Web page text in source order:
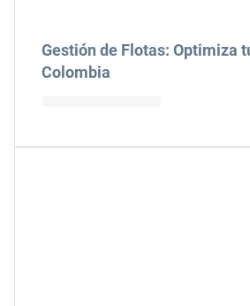
Gestión de Flotas: Optimiza
Colombia